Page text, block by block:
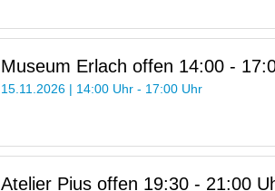
Museum Erlach offen 14:00 -
Uhr
15.11.2026 | 14:00 Uhr - 17:00 Uhr
Atelier Pius offen 19:30 - 21:00